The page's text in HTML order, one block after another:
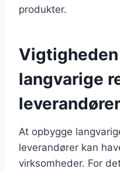
produkter.
langvarige
leverandører
At opbygge
leverandører kan
virksomheder. For